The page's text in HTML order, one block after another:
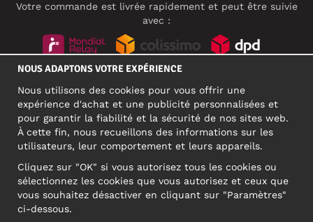
Votre commande est livrée rapidement et peut être suivie
avec :
ADRESSE PROFESSIONNELLE
Narva mnt 5, EE-10117 Tallinn
Reg: 12356245
ATTENTION ! N'envoyez pas les retours de produits à cette
NOUS ADAPTONS VOTRE EXPÉRIENCE
Nous utilisons des cookies pour vous offrir une
expérience d'achat et une publicité personnalisées et
pour garantir la fiabilité et la sécurité de nos sites web.
À cette fin, nous recueillons des informations sur les
utilisateurs, leur comportement et leurs appareils.
Cliquez sur "OK" si vous autorisez tous les cookies ou
sélectionnez les cookies que vous autorisez et ceux que
vous souhaitez désactiver en cliquant sur "Paramètres"
ci-dessous.